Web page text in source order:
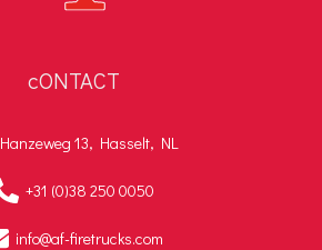
cONTACT
Hanzeweg 13, Hasselt, NL
+31 (0)38 250 0050
info@af-firetrucks.com